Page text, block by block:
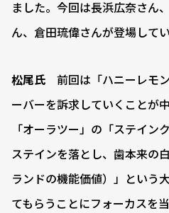
ました。今回は長浜広奈さん
ん、倉田琉偉さんが登場してい
松尾氏 前回は「ハニーレモ
ーバーを訴求していくことが
「オーラツー」の「ステイン
ステインを落とし、歯本来の
ランドの機能価値）」という
てもらうことにフォーカスを